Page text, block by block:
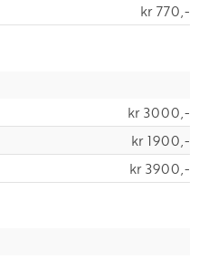
kr 770,-
kr 3000,-
kr 1900,-
kr 3900,-